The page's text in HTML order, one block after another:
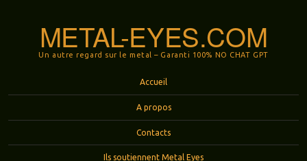
METAL-EYES.COM
Un autre regard sur le metal – Garanti 100% NO CHAT GPT
Accueil
A propos
Contacts
Ils soutiennent Metal Eyes